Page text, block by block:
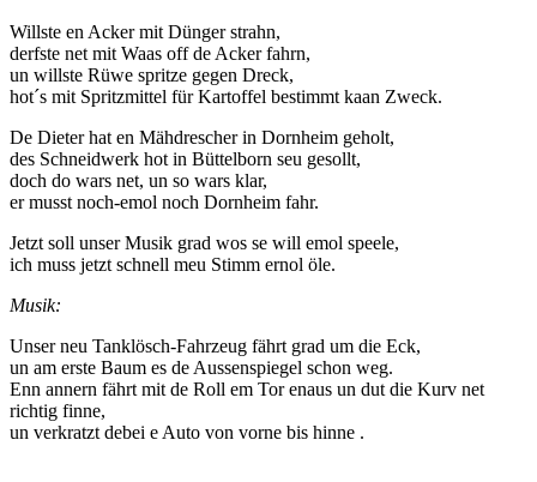
Willste en Acker mit Dünger strahn,
derfste net mit Waas off de Acker fahrn,
un willste Rüwe spritze gegen Dreck,
hot´s mit Spritzmittel für Kartoffel bestimmt kaan Zweck.
De Dieter hat en Mähdrescher in Dornheim geholt,
des Schneidwerk hot in Büttelborn seu gesollt,
doch do wars net, un so wars klar,
er musst noch-emol noch Dornheim fahr.
Jetzt soll unser Musik grad wos se will emol speele,
ich muss jetzt schnell meu Stimm ernol öle.
Musik:
Unser neu Tanklösch-Fahrzeug fährt grad um die Eck,
un am erste Baum es de Aussenspiegel schon weg.
Enn annern fährt mit de Roll em Tor enaus un dut die Kurv net
richtig finne,
un verkratzt debei e Auto von vorne bis hinne .